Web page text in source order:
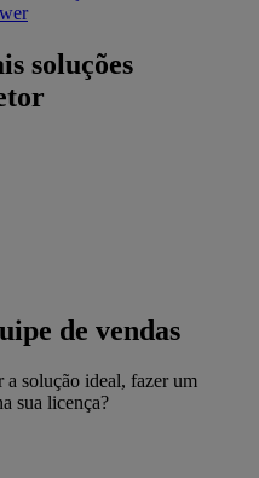
soluções
de vendas
a solução ideal, fazer um
sua licença?